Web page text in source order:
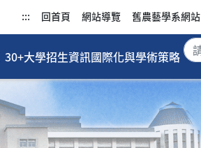
::: 回首頁 網站導覽 舊農藝學系網站
30+大學招生資訊國際化與學術策略